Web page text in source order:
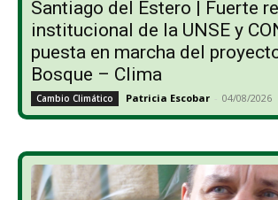
Santiago del Estero | Fuerte
institucional de la UNSE y
puesta en marcha del
Bosque – Clima
Cambio Climático Patricia Escobar - 04/08/2026